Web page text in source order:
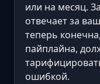
или на месяц.
отвечает за
теперь
пайплайна,
ошибкой.